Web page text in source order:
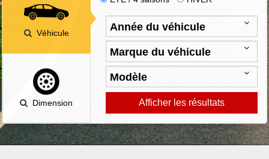
Véhicule
Dimension Afficher les résultats